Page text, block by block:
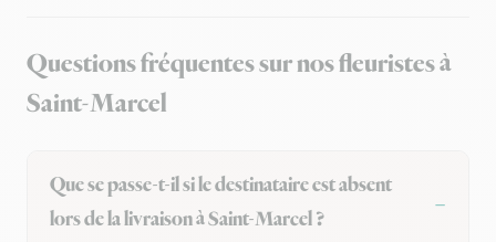
Questions fréquentes sur nos fleuristes à
Saint-Marcel
Que se passe-t-il si le destinataire est absent
lors de la livraison à Saint-Marcel ?